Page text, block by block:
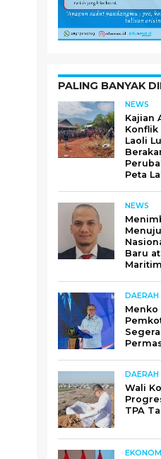
PALING BANYAK
NEWS
Kajian
Konflik
Laoli
Peta
NEWS
Baru
DAERAH
Menko
DAERAH
Wali
TPA
EKONOMI